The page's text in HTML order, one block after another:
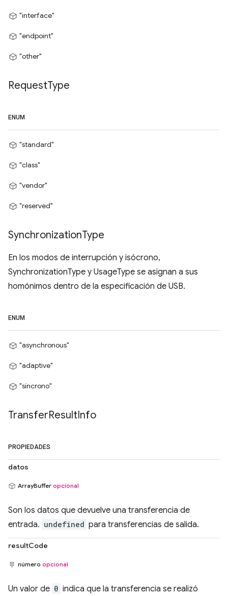
"interface"
"endpoint"
"other"
RequestType
ENUM
"standard"
"class"
"vendor"
"reserved"
SynchronizationType
En los modos de interrupción y isócrono,
SynchronizationType y UsageType se asignan a sus
homónimos dentro de la especificación de USB.
ENUM
"asynchronous"
"adaptive"
"síncrono"
TransferResultInfo
PROPIEDADES
datos
ArrayBuffer opcional
Son los datos que devuelve una transferencia de
entrada. undefined para transferencias de salida.
resultCode
número opcional
Un valor de 0 indica que la transferencia se realizó